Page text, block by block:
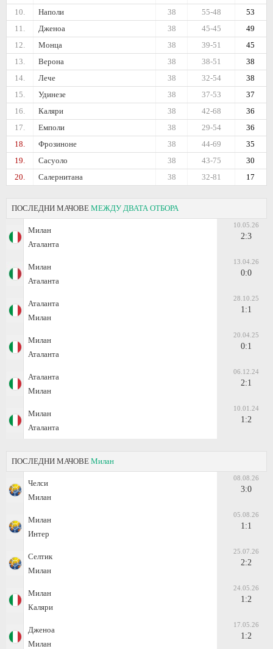
10. Наполи 53
55-48
38
11.
Дженоа 49
45-45
38
12.
Монца 45
39-51
38
13.
Верона 38
38-51
38
14.
Лече 38
32-54
38
15.
Удинезе 37
37-53
38
16.
Каляри 36
42-68
38
17.
Емполи 36
29-54
38
18.
Фрозиноне 35
44-69
38
19.
Сасуоло 30
43-75
38
20.
Салернитана 17
32-81
38
ПОСЛЕДНИ МАЧОВЕ МЕЖДУ ДВАТА ОТБОРА
Милан
Аталанта
10.05.26
2:3
Милан
Аталанта
13.04.26
0:0
Аталанта
Милан
28.10.25
1:1
Милан
Аталанта
20.04.25
0:1
Аталанта
Милан
06.12.24
2:1
Милан
Аталанта
10.01.24
1:2
ПОСЛЕДНИ МАЧОВЕ Милан
Челси
Милан
08.08.26
3:0
Милан
Интер
05.08.26
1:1
Селтик
Милан
25.07.26
2:2
Милан
Каляри
24.05.26
1:2
Дженоа
Милан
17.05.26
1:2